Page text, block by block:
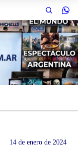
14 de enero de 2024